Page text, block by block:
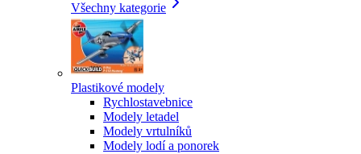
Všechny kategorie
Plastikové modely
Rychlostavebnice
Modely letadel
Modely vrtulníků
Modely lodí a ponorek